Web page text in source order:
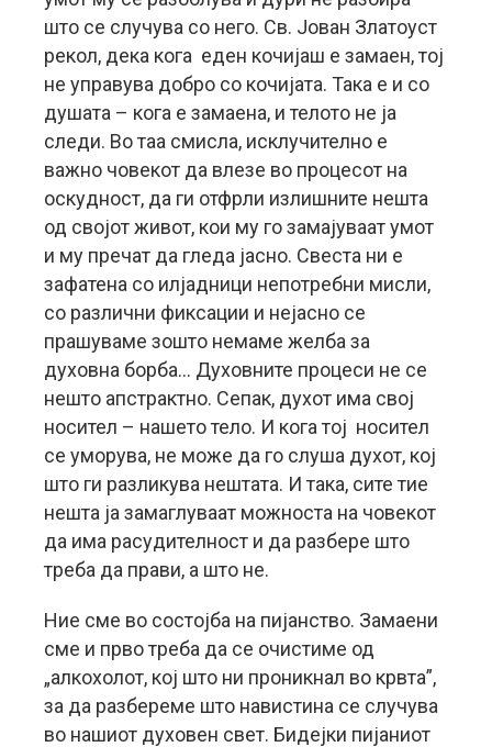
што се случува со него. Св. Јован Златоуст
рекол, дека кога еден кочијаш е замаен, тој
не управува добро со кочијата. Така е и со
душата – кога е замаена, и телото не ја
следи. Во таа смисла, исклучително е
важно човекот да влезе во процесот на
оскудност, да ги отфрли излишните нешта
од својот живот, кои му го замајуваат умот
и му пречат да гледа јасно. Свеста ни е
зафатена со илјадници непотребни мисли,
со различни фиксации и нејасно се
прашуваме зошто немаме желба за
духовна борба… Духовните процеси не се
нешто апстрактно. Сепак, духот има свој
носител – нашето тело. И кога тој носител
се уморува, не може да го слуша духот, кој
што ги разликува нештата. И така, сите тие
нешта ја замаглуваат можноста на човекот
да има расудителност и да разбере што
треба да прави, а што не.
Ние сме во состојба на пијанство. Замаени
сме и прво треба да се очистиме од
„алкохолот, кој што ни проникнал во крвта”,
за да разбереме што навистина се случува
во нашиот духовен свет. Бидејки пијаниот